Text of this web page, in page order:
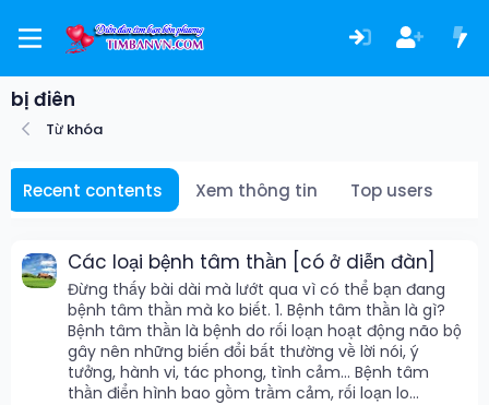
bị điên
Từ khóa
Recent contents Xem thông tin Top users
Các loại bệnh tâm thần [có ở diễn đàn]
Đừng thấy bài dài mà lướt qua vì có thể bạn đang
bệnh tâm thần mà ko biết. 1. Bệnh tâm thần là gì?
Bệnh tâm thần là bệnh do rối loạn hoạt động não bộ
gây nên những biến đổi bất thường về lời nói, ý
tưởng, hành vi, tác phong, tình cảm... Bệnh tâm
thần điển hình bao gồm trầm cảm, rối loạn lo...